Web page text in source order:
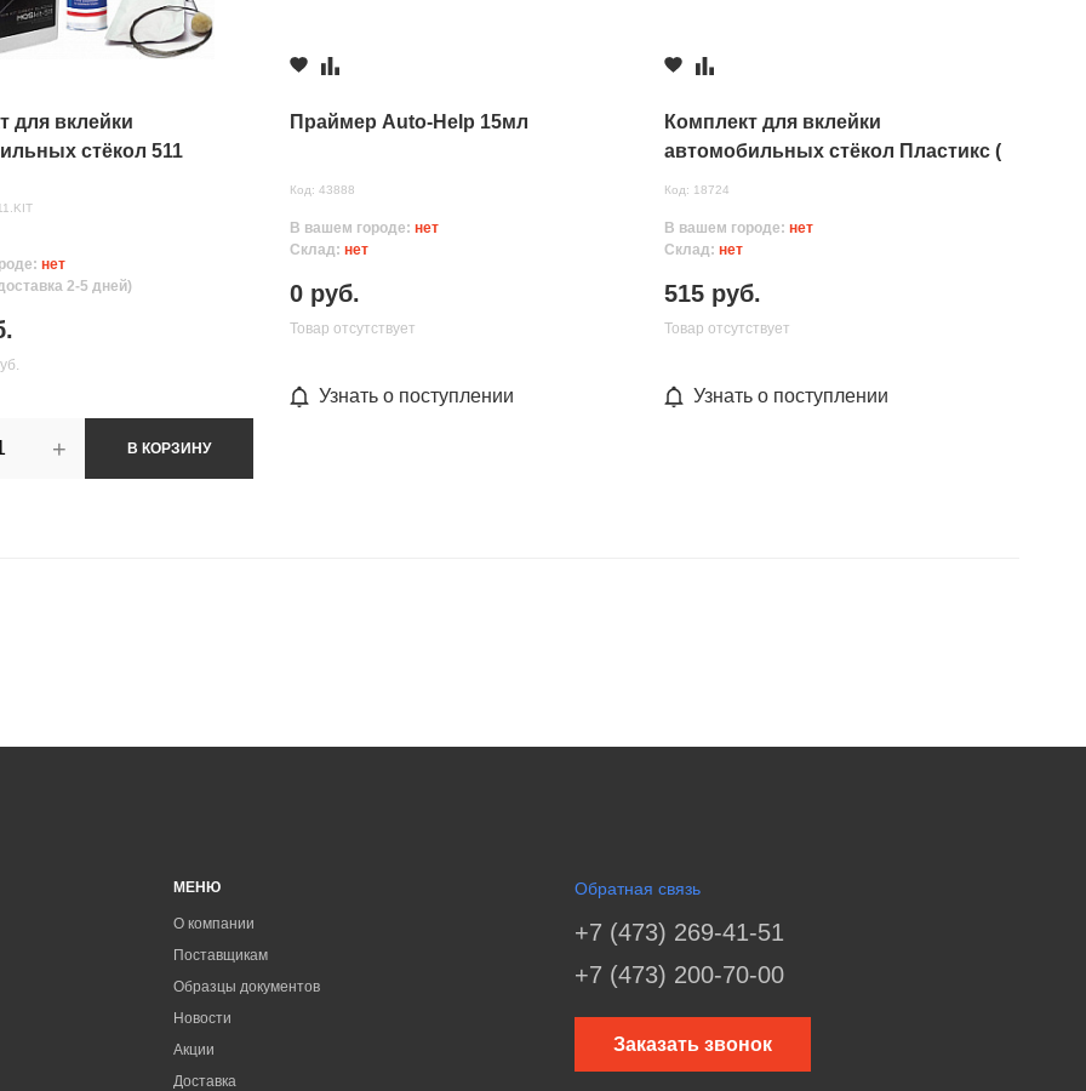
для вклейки
стёкол 511
нет
2-5 дней)
+ В КОРЗИНУ
Праймер Auto-Help 15мл
Код: 43888
В вашем городе: нет
Склад: нет
0 руб.
Товар отсутствует
Узнать о поступлении
Комплект для вклейки
автомобильных стёкол Пластикс (
Код: 18724
В вашем городе: нет
Склад: нет
515 руб.
Товар отсутствует
Узнать о поступлении
МЕНЮ
О компании
Поставщикам
Образцы документов
Новости
Акции
Доставка
Обратная связь
+7 (473) 269-41-51
+7 (473) 200-70-00
Заказать звонок